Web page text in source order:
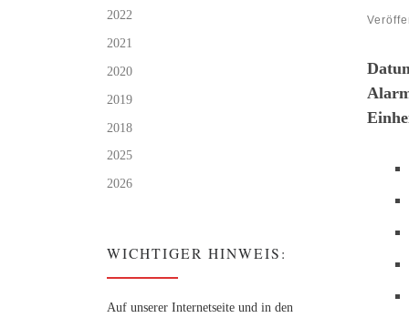
2022
2021
2020
2019
2018
2025
2026
WICHTIGER HINWEIS:
Auf unserer Internetseite und in den